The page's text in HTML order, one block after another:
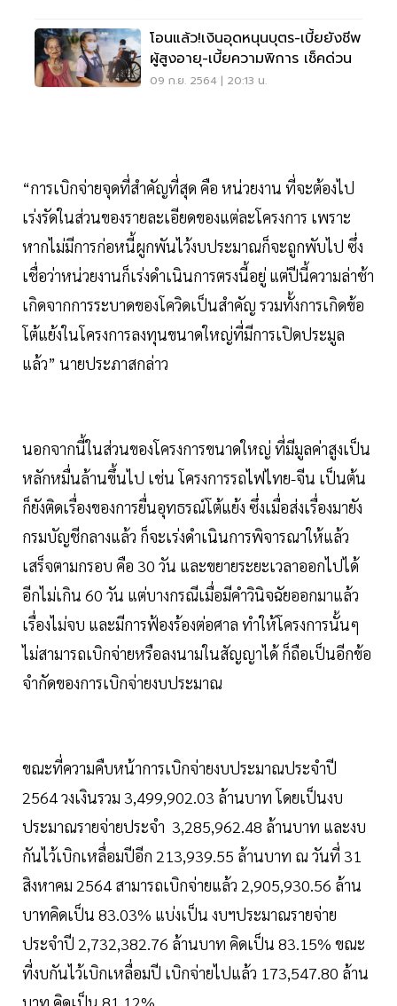
โอนแล้ว!เงินอุดหนุนบุตร-เบี้ยยังชีพ
ผู้สูงอายุ-เบี้ยความพิการ เช็คด่วน
09 ก.ย. 2564 | 20:13 น.
“การเบิกจ่ายจุดที่สำคัญที่สุด คือ หน่วยงาน ที่จะต้องไป
เร่งรัดในส่วนของรายละเอียดของแต่ละโครงการ เพราะ
หากไม่มีการก่อหนี้ผูกพันไว้งบประมาณก็จะถูกพับไป ซึ่ง
เชื่อว่าหน่วยงานก็เร่งดำเนินการตรงนี้อยู่ แต่ปีนี้ความล่าช้า
เกิดจากการระบาดของโควิดเป็นสำคัญ รวมทั้งการเกิดข้อ
โต้แย้งในโครงการลงทุนขนาดใหญ่ที่มีการเปิดประมูล
แล้ว” นายประภาสกล่าว
นอกจากนี้ในส่วนของโครงการขนาดใหญ่ ที่มีมูลค่าสูงเป็น
หลักหมื่นล้านขึ้นไป เช่น โครงการรถไฟไทย-จีน เป็นต้น
ก็ยังติดเรื่องของการยื่นอุทธรณ์โต้แย้ง ซึ่งเมื่อส่งเรื่องมายัง
กรมบัญชีกลางแล้ว ก็จะเร่งดำเนินการพิจารณาให้แล้ว
เสร็จตามกรอบ คือ 30 วัน และขยายระยะเวลาออกไปได้
อีกไม่เกิน 60 วัน แต่บางกรณีเมื่อมีคำวินิจฉัยออกมาแล้ว
เรื่องไม่จบ และมีการฟ้องร้องต่อศาล ทำให้โครงการนั้นๆ
ไม่สามารถเบิกจ่ายหรือลงนามในสัญญาได้ ก็ถือเป็นอีกข้อ
จำกัดของการเบิกจ่ายงบประมาณ
ขณะที่ความคืบหน้าการเบิกจ่ายงบประมาณประจำปี
2564 วงเงินรวม 3,499,902.03 ล้านบาท โดยเป็นงบ
ประมาณรายจ่ายประจำ 3,285,962.48 ล้านบาท และงบ
กันไว้เบิกเหลื่อมปีอีก 213,939.55 ล้านบาท ณ วันที่ 31
สิงหาคม 2564 สามารถเบิกจ่ายแล้ว 2,905,930.56 ล้าน
บาทคิดเป็น 83.03% แบ่งเป็น งบฯประมาณรายจ่าย
ประจำปี 2,732,382.76 ล้านบาท คิดเป็น 83.15% ขณะ
ที่งบกันไว้เบิกเหลื่อมปี เบิกจ่ายไปแล้ว 173,547.80 ล้าน
บาท คิดเป็น 81.12%